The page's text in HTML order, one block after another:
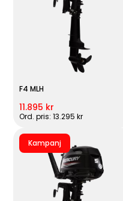
F4 MLH
11.895 kr
Ord. pris: 13.295 kr
Kampanj